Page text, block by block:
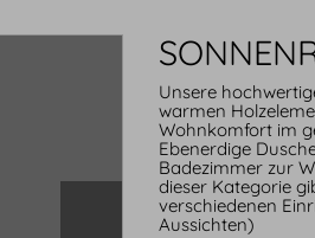
Unsere
warmen
Wohnkomfort im
Ebenerdige
Badezimmer zur
dieser Kategorie
verschiedenen
Aussichten)